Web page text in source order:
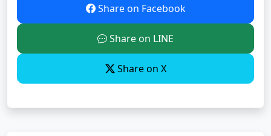
Share on Facebook
Share on LINE
Share on X